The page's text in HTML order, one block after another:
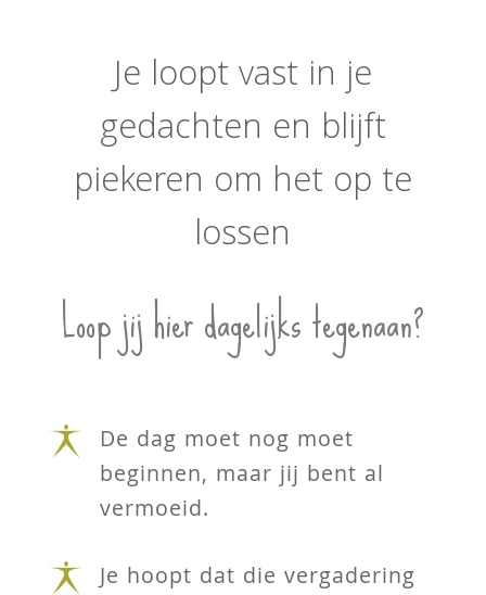
Je loopt vast in je
gedachten en blijft
piekeren om het op te
lossen
Loop jij hier dagelijks tegenaan?
De dag moet nog moet
beginnen, maar jij bent al
vermoeid.
Je hoopt dat die vergadering